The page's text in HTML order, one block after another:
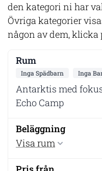
den kategori ni har
Övriga kategorier
någon av dem, klicka
Inga Spädbarn Inga
Antarktis med
Echo Camp
Visa rum